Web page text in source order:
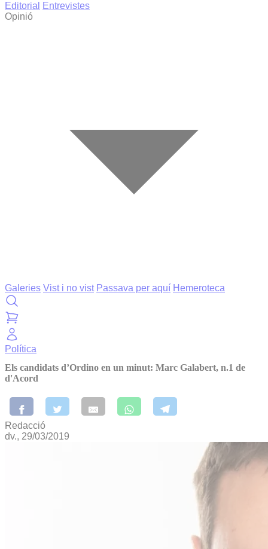
Editorial
Entrevistes
Opinió
Galeries Vist i no vist Passava per aquí Hemeroteca
Política
Els candidats d’Ordino en un minut: Marc Galabert, n.1 de
d'Acord
Redacció
dv., 29/03/2019